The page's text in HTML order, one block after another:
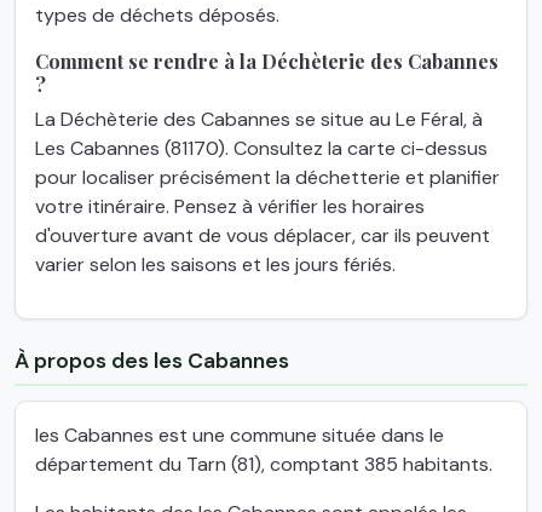
types de déchets déposés.
Comment se rendre à la Déchèterie des Cabannes
?
La Déchèterie des Cabannes se situe au Le Féral, à
Les Cabannes (81170). Consultez la carte ci-dessus
pour localiser précisément la déchetterie et planifier
votre itinéraire. Pensez à vérifier les horaires
d'ouverture avant de vous déplacer, car ils peuvent
varier selon les saisons et les jours fériés.
À propos des les Cabannes
les Cabannes est une commune située dans le
département du Tarn (81), comptant 385 habitants.